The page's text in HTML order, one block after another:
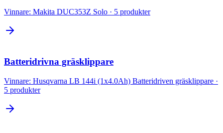
Vinnare: Makita DUC353Z Solo · 5 produkter
Batteridrivna gräsklippare
Vinnare: Husqvarna LB 144i (1x4.0Ah) Batteridriven gräsklippare ·
5 produkter